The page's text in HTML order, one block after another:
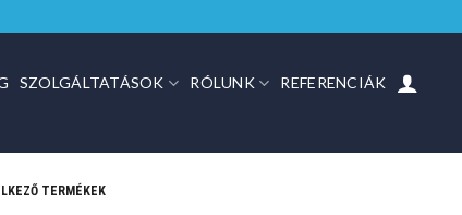
SZOLGÁLTATÁSOK RÓLUNK REFERENCIÁK
TERMÉKEK